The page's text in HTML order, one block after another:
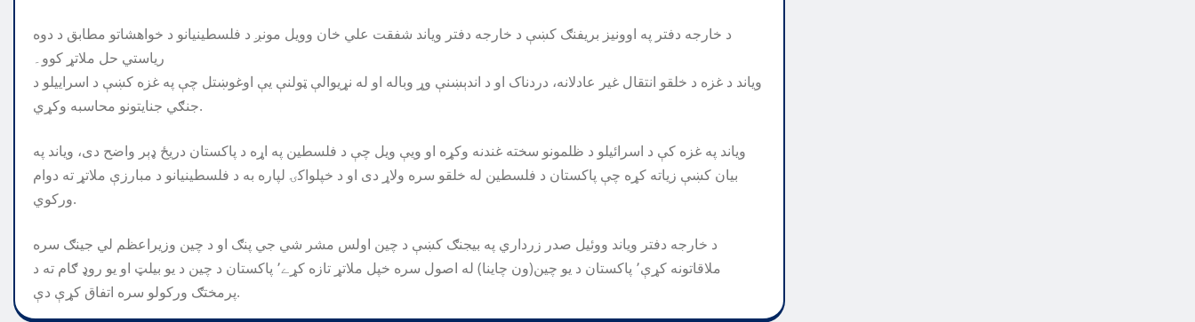
د خارجه دفتر په اوونيز بريفنګ کښې د خارجه دفتر وياند شفقت علي خان وويل مونږ د فلسطينيانو د خواهشاتو مطابق د دوه
رياستي حل ملاتړ کوو۔
ویاند د غزه د خلقو انتقال غیر عادلانه، دردناک او د اندېښنې وړ وباله او له نړیوالې ټولنې یې اوغوښتل چې په غزه کښې د اسراییلو د
جنګي جنایتونو محاسبه وکړي.
وياند په غزه کې د اسرائيلو د ظلمونو سخته غندنه وکړه او ويې ويل چې د فلسطين په اړه د پاکستان دريځ ډېر واضح دی، ویاند په
بیان کښې زیاته کړه چې پاکستان د فلسطين له خلقو سره ولاړ دی او د خپلواکۍ لپاره به د فلسطينيانو د مبارزې ملاتړ ته دوام
ورکوي.
د خارجه دفتر وياند ووئيل صدر زرداري په بيجنګ كښې د چين اولس مشر شي جي پنګ او د چين وزيراعظم لي جينګ سره
ملاقاتونه كړې٬ پاكستان د يو چين(ون چاینا) له اصول سره خپل ملاتړ تازه كړے٬ پاكستان د چين د يو بیلټ او یو روډ ګام ته د
پرمختګ وركولو سره اتفاق كړې دې.